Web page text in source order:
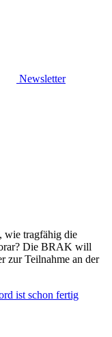
Newsletter
wie tragfähig die
Die BRAK will
zur Teilnahme an der
ist schon fertig